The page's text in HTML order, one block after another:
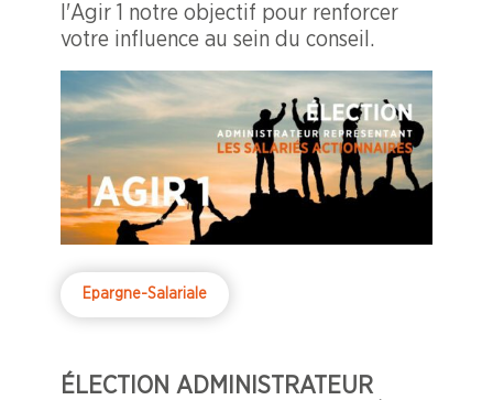
l'Agir 1 notre objectif pour renforcer
votre influence au sein du conseil.
Epargne-Salariale
ÉLECTION ADMINISTRATEUR